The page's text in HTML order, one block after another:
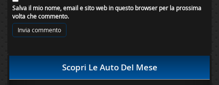
Salva il mio nome, email e sito web in questo browser per la prossima
volta che commento.
Scopri Le Auto Del Mese